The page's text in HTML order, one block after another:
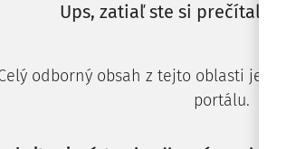
Ups, zatiaľ ste si prečítali
odborný obsah z tejto oblasti je
portálu.